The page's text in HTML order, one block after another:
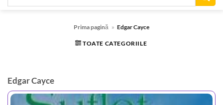
Prima pagină » Edgar Cayce
TOATE CATEGORIILE
Edgar Cayce